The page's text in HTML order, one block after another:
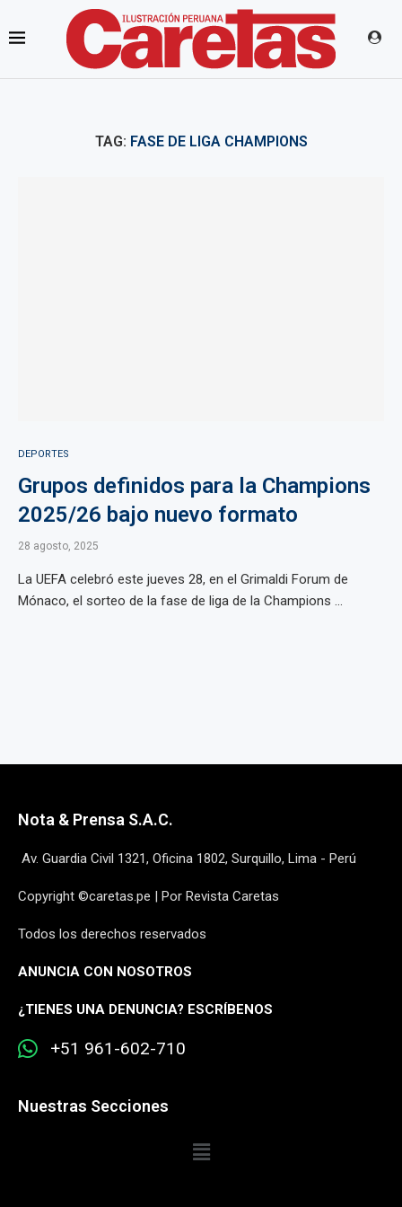
TAG: FASE DE LIGA CHAMPIONS
DEPORTES
Grupos definidos para la Champions
2025/26 bajo nuevo formato
28 agosto, 2025
La UEFA celebró este jueves 28, en el Grimaldi Forum de
Mónaco, el sorteo de la fase de liga de la Champions ...
Nota & Prensa S.A.C.
Av. Guardia Civil 1321, Oficina 1802, Surquillo, Lima - Perú
Copyright ©caretas.pe | Por Revista Caretas
Todos los derechos reservados
ANUNCIA CON NOSOTROS
¿TIENES UNA DENUNCIA? ESCRÍBENOS
+51 961-602-710
Nuestras Secciones